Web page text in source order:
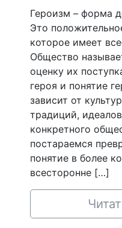
Героизм – форма
Это
которое имеет
Общество
оценку их
героя и понятие
зависит от
традиций,
конкретного
постараемся
понятие в более
всесторонне […]